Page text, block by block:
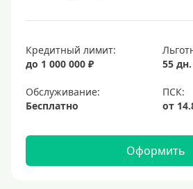
Кредитный лимит:
до 1 000 000 ₽
55 дн.
Обслуживание:
Бесплатно
Оформить